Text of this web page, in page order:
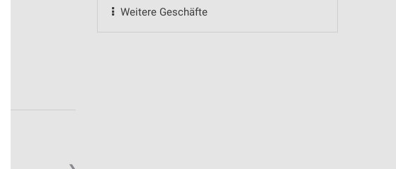
Weitere Geschäfte